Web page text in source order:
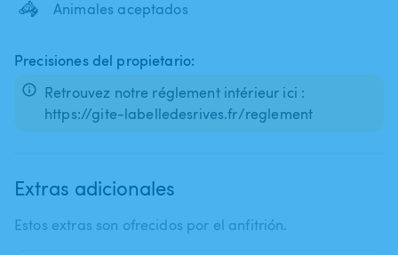
🦓 Animales aceptados
Precisiones del propietario:
Retrouvez notre réglement intérieur ici :
https://gite-labelledesrives.fr/reglement
Extras adicionales
Estos extras son ofrecidos por el anfitrión.